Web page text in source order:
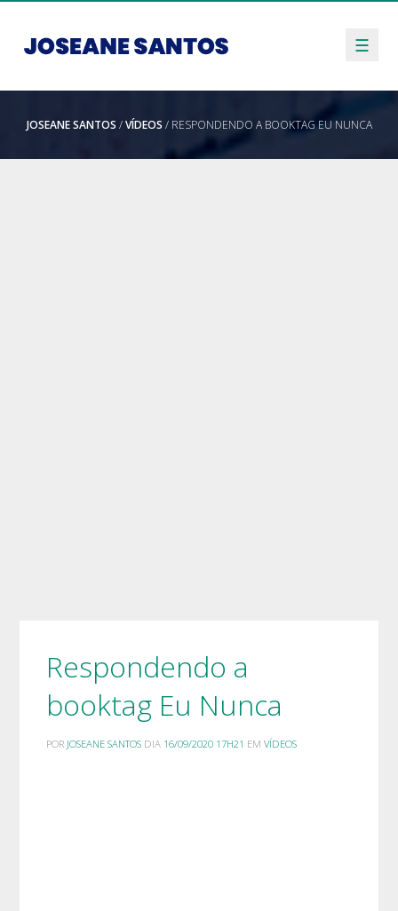
☰
JOSEANE SANTOS /VÍDEOS / RESPONDENDO A BOOKTAG EU NUNCA
Respondendo a
booktag Eu Nunca
POR JOSEANE SANTOS DIA 16/09/2020 17H21 EMVÍDEOS